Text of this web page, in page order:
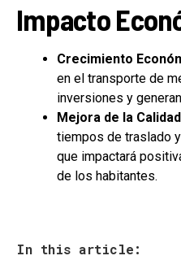
Impacto
Crecimiento
en el transporte de
inversiones y
Mejora de la
tiempos de traslado
que impactará
de los habitantes.
In this article: